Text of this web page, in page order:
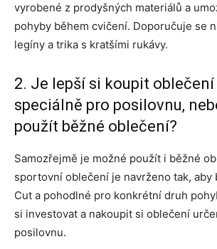
vyrobené z prodyšných materiálů a
pohyby během cvičení. Doporučuje se
legíny a trika s kratšími rukávy.
2. Je lepší si koupit
speciálně pro posilovnu,
použít běžné oblečení?
Samozřejmě je možné použít i běžné
sportovní oblečení je navrženo tak, aby
Cut a pohodlné pro konkrétní druh
si investovat a nakoupit si oblečení
posilovnu.